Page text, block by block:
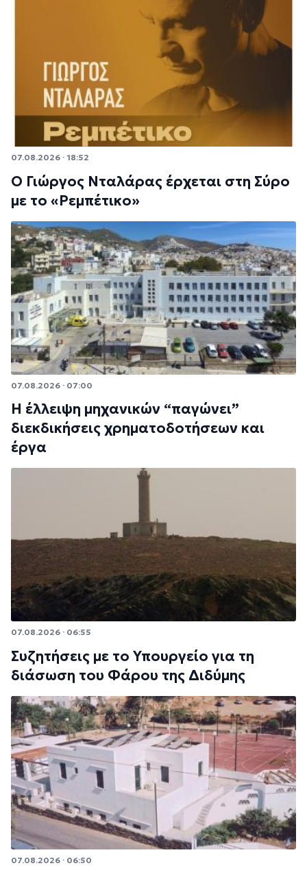
07.08.2026 · 18:52
Ο Γιώργος Νταλάρας έρχεται στη Σύρο
με το «Ρεμπέτικο»
07.08.2026 · 07:00
Η έλλειψη μηχανικών “παγώνει”
διεκδικήσεις χρηματοδοτήσεων και
έργα
07.08.2026 · 06:55
Συζητήσεις με το Υπουργείο για τη
διάσωση του Φάρου της Διδύμης
07.08.2026 · 06:50